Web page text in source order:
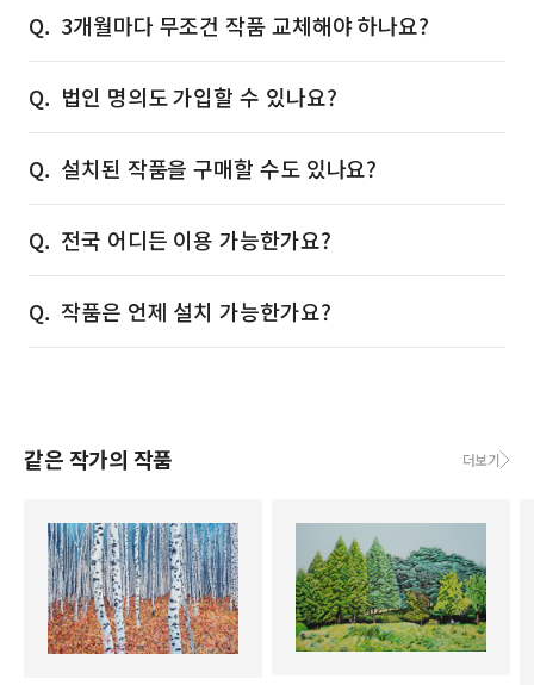
3개월마다 무조건 작품 교체해야 하나요?
법인 명의도 가입할 수 있나요?
설치된 작품을 구매할 수도 있나요?
전국 어디든 이용 가능한가요?
작품은 언제 설치 가능한가요?
같은 작가의 작품 더보기